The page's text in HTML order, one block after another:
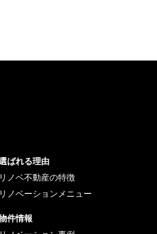
ばれる理由
リノベ不動産の特徴
リノベーションメニュー
件情報